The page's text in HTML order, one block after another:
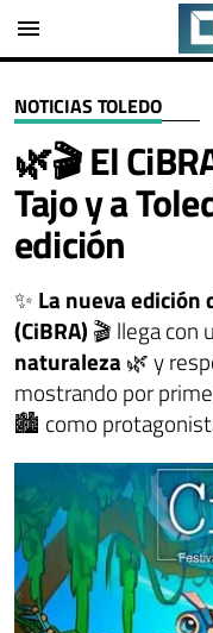
menu
NOTICIAS TOLEDO
🌿🎬 El
Tajo y a
edición
✨ La nueva edición
(CiBRA)🎬 llega con
naturaleza 🌿 y
mostrando por
🏙️ como